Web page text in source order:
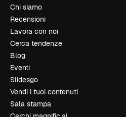
Chi siamo
Recensioni
Lavora con noi
Cerca tendenze
Blog
Eventi
Slidesgo
Vendi i tuoi contenuti
Sala stampa